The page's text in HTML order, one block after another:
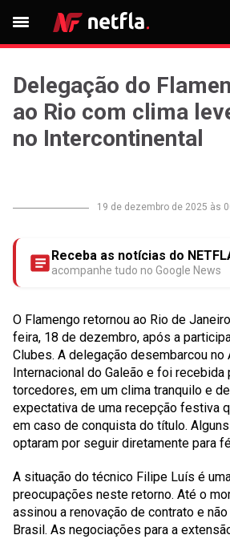
Delegação do
ao Rio com clima
no Intercontinental
19 de dezembro de 2025 às
Receba as notícias do
acompanhe tudo no Google News
O Flamengo retornou ao Rio de
feira, 18 de dezembro, após a
Clubes. A delegação desembarcou no
Internacional do Galeão e foi recebida
torcedores, em um clima tranquilo e
expectativa de uma recepção festiva
em caso de conquista do título.
optaram por seguir diretamente para
A situação do técnico Filipe Luís é
preocupações neste retorno. Até o
assinou a renovação de contrato e
Brasil. As negociações para a